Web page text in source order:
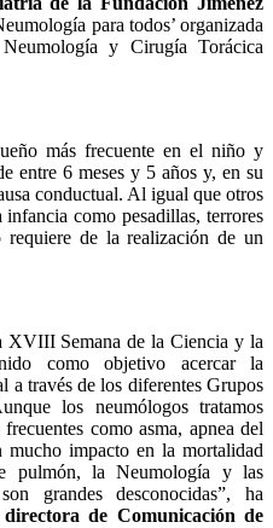
para todos’ organizada
y Cirugía Torácica
más frecuente en el niño y
entre 6 meses y 5 años y, en su
conductual. Al igual que otros
como pesadillas, terrores
de la realización de un
XVIII Semana de la Ciencia y la
como objetivo acercar la
a través de los diferentes Grupos
los neumólogos tratamos
como asma, apnea del
mucho impacto en la mortalidad
pulmón, la Neumología y las
grandes desconocidas”, ha
de Comunicación de